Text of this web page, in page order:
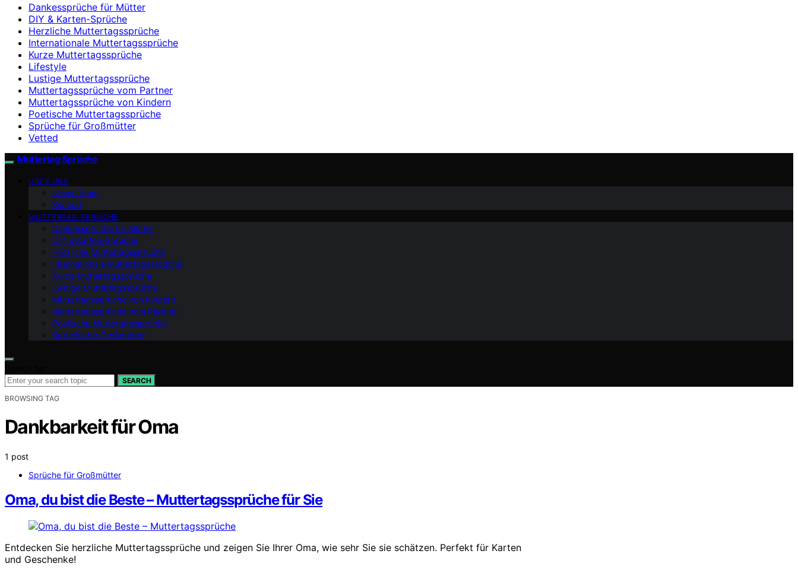
Dankessprüche für Mütter
DIY & Karten-Sprüche
Herzliche Muttertagssprüche
Internationale Muttertagssprüche
Kurze Muttertagssprüche
Lifestyle
Lustige Muttertagssprüche
Muttertagssprüche vom Partner
Muttertagssprüche von Kindern
Poetische Muttertagssprüche
Sprüche für Großmütter
Vetted
Muttertag Sprüche
ÜBER UNS
Unser Team
Kontakt
MUTTERTAG SPRÜCHE
Dankessprüche für Mütter
DIY & Karten-Sprüche
Herzliche Muttertagssprüche
Internationale Muttertagssprüche
Kurze Muttertagssprüche
Lustige Muttertagssprüche
Muttertagssprüche von Kindern
Muttertagssprüche vom Partner
Poetische Muttertagssprüche
Sprüche für Großmütter
SEARCH
BROWSING TAG
Dankbarkeit für Oma
1 post
Sprüche für Großmütter
Oma, du bist die Beste – Muttertagssprüche für Sie
Entdecken Sie herzliche Muttertagssprüche und zeigen Sie Ihrer Oma, wie sehr Sie sie schätzen. Perfekt für Karten
und Geschenke!